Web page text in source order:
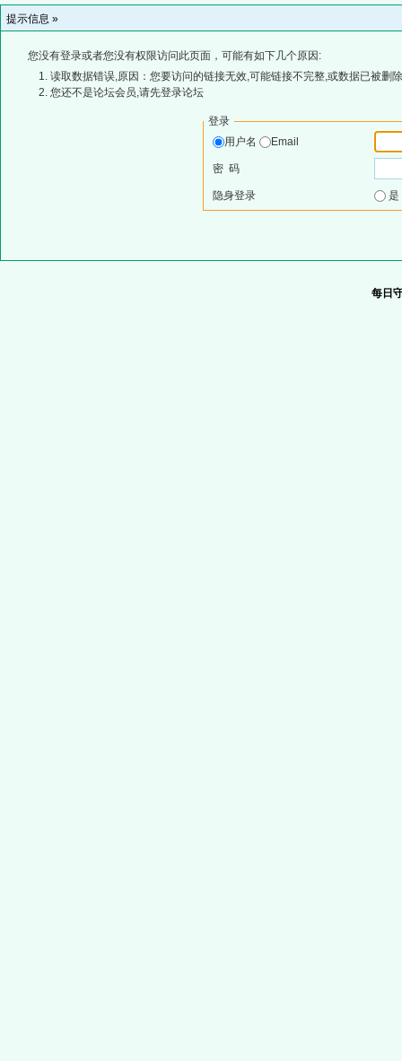
提示信息 »
您没有登录或者您没有权限访问此页面，可能有如下几个原因:
读取数据错误,原因：您要访问的链接无效,可能链接不完整,或数据已被删
您还不是论坛会员,请先登录论坛
登录
用户名
Email
密 码
隐身登录
每日